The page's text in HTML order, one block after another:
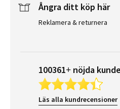
Ångra ditt köp här
Reklamera & returnera
100361+ nöjda
Läs alla kundrecensioner